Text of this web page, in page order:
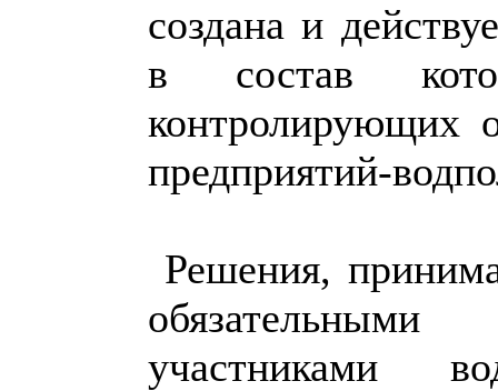
создана и
в состав
контролирующих
предприятий-
Решения,
участниками